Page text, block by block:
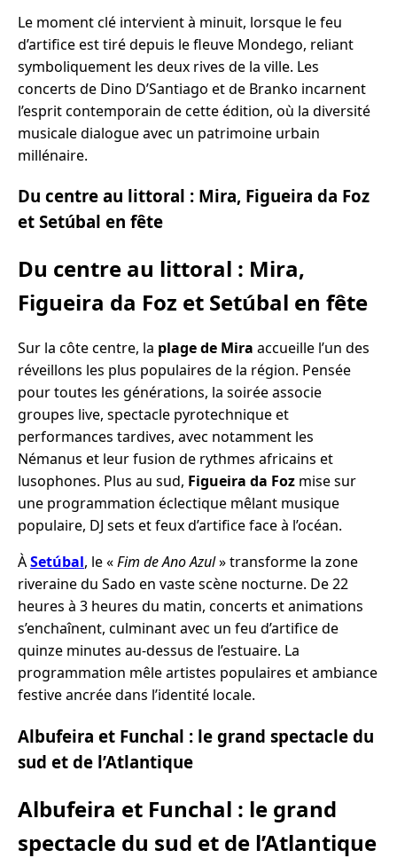
Le moment clé intervient à minuit, lorsque le feu
d’artifice est tiré depuis le fleuve Mondego, reliant
symboliquement les deux rives de la ville. Les
concerts de Dino D’Santiago et de Branko incarnent
l’esprit contemporain de cette édition, où la diversité
musicale dialogue avec un patrimoine urbain
millénaire.
Du centre au littoral : Mira, Figueira da Foz
et Setúbal en fête
Du centre au littoral : Mira,
Figueira da Foz et Setúbal en fête
Sur la côte centre, la plage de Mira accueille l’un des
réveillons les plus populaires de la région. Pensée
pour toutes les générations, la soirée associe
groupes live, spectacle pyrotechnique et
performances tardives, avec notamment les
Némanus et leur fusion de rythmes africains et
lusophones. Plus au sud, Figueira da Foz mise sur
une programmation éclectique mêlant musique
populaire, DJ sets et feux d’artifice face à l’océan.
ÀSetúbal, le «Fim de Ano Azul» transforme la zone
riveraine du Sado en vaste scène nocturne. De 22
heures à 3 heures du matin, concerts et animations
s’enchaînent, culminant avec un feu d’artifice de
quinze minutes au-dessus de l’estuaire. La
programmation mêle artistes populaires et ambiance
festive ancrée dans l’identité locale.
Albufeira et Funchal : le grand spectacle du
sud et de l’Atlantique
Albufeira et Funchal : le grand
spectacle du sud et de l’Atlantique